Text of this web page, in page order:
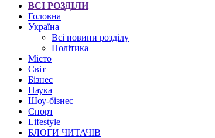
ВСІ РОЗДІЛИ
Головна
Україна
Всі новини розділу
Політика
Місто
Світ
Бізнес
Наука
Шоу-бізнес
Спорт
Lifestyle
БЛОГИ ЧИТАЧІВ